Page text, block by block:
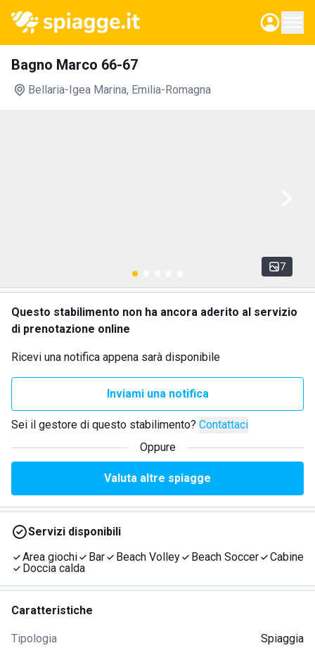
Bagno Marco 66-67
Bellaria-Igea Marina, Emilia-Romagna
7
Questo stabilimento non ha ancora aderito al servizio
di prenotazione online
Ricevi una notifica appena sarà disponibile
Inviami una notifica
Sei il gestore di questo stabilimento? Contattaci
Oppure
Valuta altre spiagge
Servizi disponibili
Area giochi
Bar Beach Volley Beach Soccer
Cabine
Doccia calda
Caratteristiche
Tipologia Spiaggia